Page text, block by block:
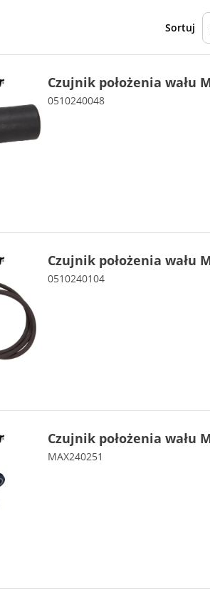
Sortuj
Czujnik położenia wału
0510240048
Czujnik położenia wału
0510240104
Czujnik położenia wału
MAX240251